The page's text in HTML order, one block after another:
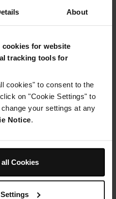
About
cookies for website
tracking tools for
cookies" to consent to the
on "Cookie Settings" to
your settings at any
Notice.
Cookies
et graissez légèrement un
l'édulcorant, le cacao en
le lait et l'œuf et
puis versez dans le plat.
épais mais lisse, puis
d'avoine. Utilisez un
et éparpillez les cerises.